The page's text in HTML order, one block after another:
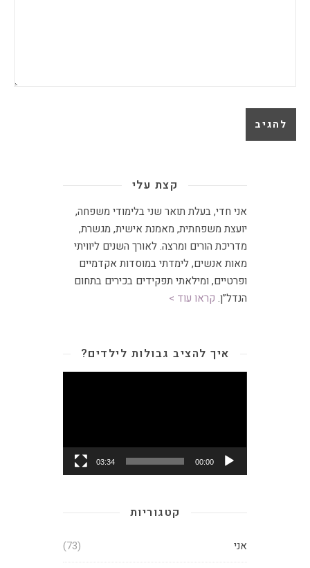
קצת עלי
אני חדי, בעלת תואר שני בלימודי משפחה,
יועצת משפחתית, מאמנת אישית, מגשרת,
מדריכת הורים ומרצה. לאורך השנים ליוויתי
מאות אנשים, לימדתי במוסדות אקדמיים
ופרטיים, ומילאתי תפקידים בכירים בתחום
הנדל”ן. קראו עוד >
איך להציב גבולות לילדים?
נגן
00:00
03:34
קטגוריות
אני (73)